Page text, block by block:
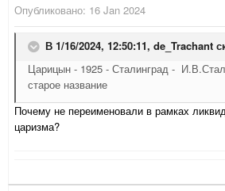
Опубликовано: 16 Jan 2024
В 1/16/2024, 12:50:11, de_Trachant
Царицын - 1925 - Сталинград -
старое название
Почему не переименовали в рамках
царизма?